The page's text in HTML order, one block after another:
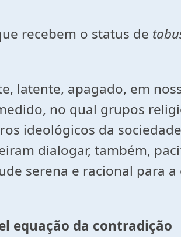
recebem o status de
latente, apagado, em
no qual grupos
ideológicos da
dialogar, também,
serena e racional para
equação da contradição